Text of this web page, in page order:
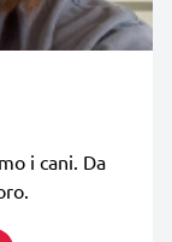
i cani. Da